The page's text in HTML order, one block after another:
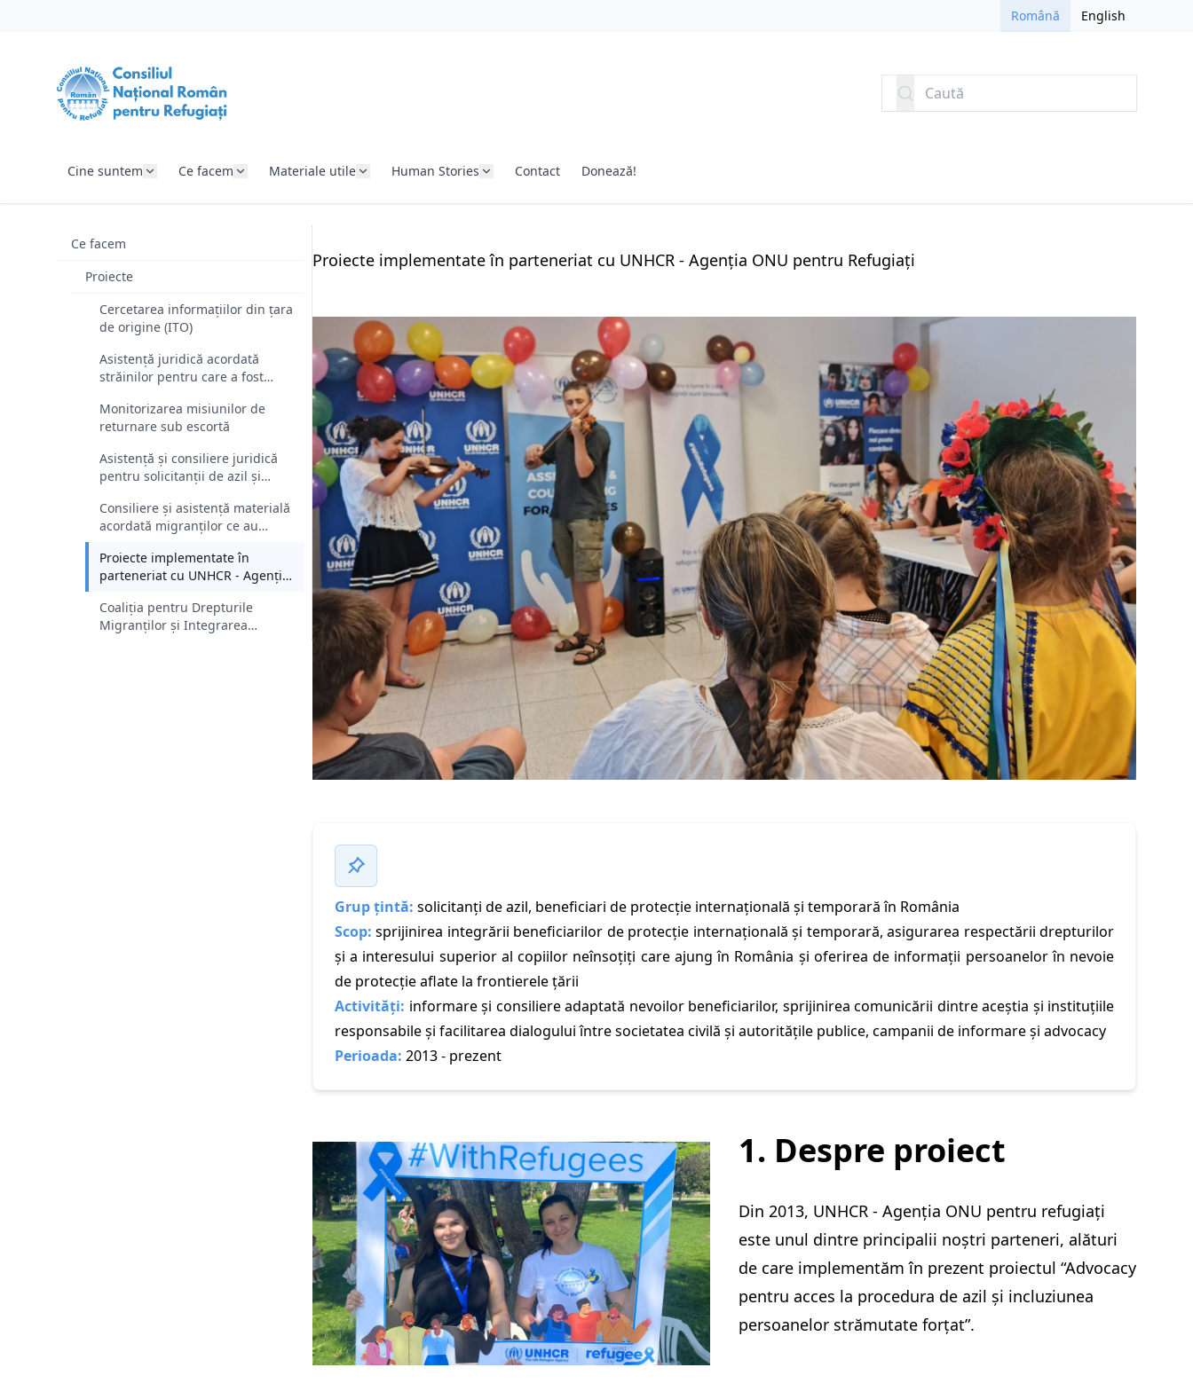
Română English
Caută
Cine suntem Ce facem Materiale utile Human Stories Contact Donează!
Ce facem
Proiecte
Cercetarea informațiilor din țara
de origine (ITO)
Asistență juridică acordată
străinilor pentru care a fost
Monitorizarea misiunilor de
returnare sub escortă
Asistenţă şi consiliere juridică
pentru solicitanții de azil și
internațională din România
Consiliere și asistență materială
acordată migranților ce au
Proiecte implementate în
parteneriat cu UNHCR - Agenția
Coaliția pentru Drepturile
Migranților și Integrarea
Proiecte implementate în parteneriat cu UNHCR - Agenția ONU pentru Refugiați
Grup țintă: solicitanți de azil, beneficiari de protecție internațională și temporară în România
Scop: sprijinirea integrării beneficiarilor de protecție internațională și temporară, asigurarea respectării drepturilor
și a interesului superior al copiilor neînsoțiți care ajung în România și oferirea de informații persoanelor în nevoie
de protecție aflate la frontierele țării
Activități: informare și consiliere adaptată nevoilor beneficiarilor, sprijinirea comunicării dintre aceștia și instituțiile
responsabile și facilitarea dialogului între societatea civilă și autoritățile publice, campanii de informare și advocacy
Perioada: 2013 - prezent
1. Despre proiect
Din 2013, UNHCR - Agenția ONU pentru refugiați
este unul dintre principalii noștri parteneri, alături
de care implementăm în prezent proiectul “Advocacy
pentru acces la procedura de azil și incluziunea
persoanelor strămutate forțat”.